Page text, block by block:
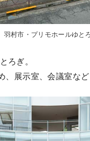
羽村市・プリモホールゆと
ろぎ。
展示室、会議室な